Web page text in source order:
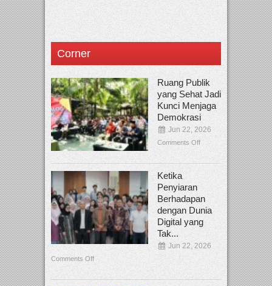
Corner
Ruang Publik
yang Sehat Jadi
Kunci Menjaga
Demokrasi
Jun 22, 2026
Comments Off
Ketika
Penyiaran
Berhadapan
dengan Dunia
Digital yang
Tak...
Jun 22, 2026
Comments Off